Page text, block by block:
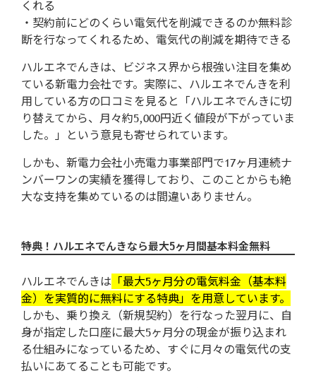
くれる
・契約前にどのくらい電気代を削減できるのか無料診
断を行なってくれるため、電気代の削減を期待できる
ハルエネでんきは、ビジネス界から根強い注目を集め
ている新電力会社です。実際に、ハルエネでんきを利
用している方の口コミを見ると「ハルエネでんきに切
り替えてから、月々約5,000円近く値段が下がっていま
した。」という意見も寄せられています。
しかも、新電力会社小売電力事業部門で17ヶ月連続ナ
ンバーワンの実績を獲得しており、このことからも絶
大な支持を集めているのは間違いありません。
特典！ハルエネでんきなら最大5ヶ月間基本料金無料
ハルエネでんきは 「最大5ヶ月分の電気料金（基本料
金）を実質的に無料にする特典」を用意しています。
しかも、乗り換え（新規契約）を行なった翌月に、自
身が指定した口座に最大5ヶ月分の現金が振り込まれ
る仕組みになっているため、すぐに月々の電気代の支
払いにあてることも可能です。